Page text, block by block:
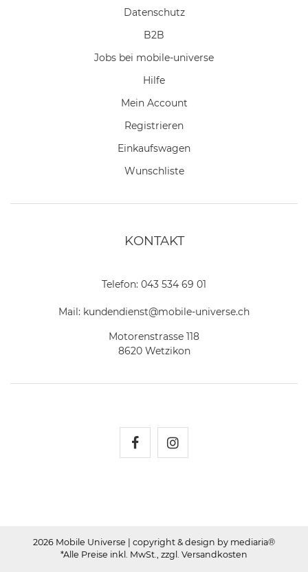
Datenschutz
B2B
Jobs bei mobile-universe
Hilfe
Mein Account
Registrieren
Einkaufswagen
Wunschliste
KONTAKT
Telefon: 043 534 69 01
Mail: kundendienst@mobile-universe.ch
Motorenstrasse 118
8620 Wetzikon
2026 Mobile Universe | copyright & design by mediaria®
*Alle Preise inkl. MwSt., zzgl. Versandkosten